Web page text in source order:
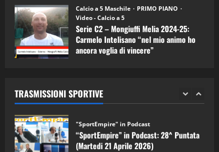
Calcio a 5 Maschile
PRIMO PIANO
Video - Calcio a 5
Serie C2 – Mongiuffi Melia 2024-25:
Carmelo Intelisano “nel mio animo ho
ancora voglia di vincere”
TRASMISSIONI SPORTIVE
1
“SportEmpire” in Podcast: 30^ Puntata
(Martedi 05 Maggio 2026)
08/05/2026
2 28/04/2026
"SportEmpire" in Podcast
“SportEmpire” in Podcast: 28^ Puntata
(Martedi 21 Aprile 2026)